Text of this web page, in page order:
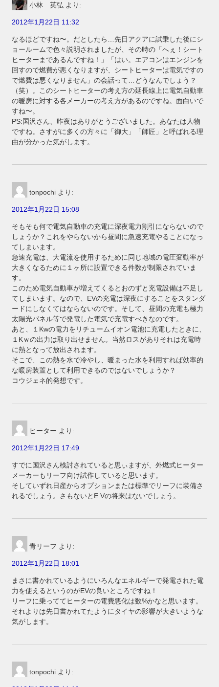
小林 英弘 より:
2012年1月22日 11:32
なるほどですね〜。だとしたら…先日アクアに試乗した後にシ
ョールームで色々説明されましたが、その時の「へぇ！シート
ヒーターまであるんですね！」「はい。エアコンはエンジンを
回すので燃費が悪くなりますが、シートヒーターは電気ですの
で燃費は悪くなりません」の会話って…どうなんでしょう？
（笑）。このシートヒーターの考え方の延長線上に電気自動車
の暖房に対する各メーカーの考え方があるのですね。面白いで
すね〜。
PS:国沢さん、昨夜はありがとうございました。あなたは人物
ですね。さすがに多くの方々に「御大」「師匠」と呼ばれる理
由が分かった気がします。
tonpochi より:
2012年1月22日 15:08
そもそも何で電気自動車の充電に深夜電力割引にならないので
しょうか？これをやらないから昼間に急速充電やることになっ
てしまいます。
急速充電は、大電流を使用するために同じ地域の電圧変動率が
大きくなるために１ヶ所に設置できる件数が制限されていま
す。
このため電気自動車が増えてくるとおのずと充電設備は不足し
てしまいます。なので、EVの充電は深夜にすることをスタンダ
ードにしなくてはならないのです。そして、昼間の充電も極力
太陽光パネル等で発電した電気で充電すべきなのです。
あと、１Kwの電力をリチュームイオン電池に充電したときに、
１Kｗの出力は取り出せません。当然ロスがありそれは充電時
に熱となって放出されます。
そこで、この熱を水で冷やし、暖まった水を利用すれば効率的
な暖房装置として利用できるのではないでしょうか？
コウジェネ的発想です。
ヒーター より:
2012年1月22日 17:49
すでに国沢さん検討されていると思ぃますが、外燃式ヒーター
メーカーもリーフ向け試作していると思います。
そしていずれ日産からオプションまたは標準でリーフに装備さ
れるでしょう。さもないとE Vの将来はないでしょう。
青リーフ より:
2012年1月22日 18:01
まさに書かれているようにいろんなエネルギーで発電された電
力を使えるというのがEVの良いところですね！
リーフに乗っててヒーターの電費悪化は数%かなと思います。
それよりは先日書かれてたようにタイヤの影響が大きいような
気がします。
tonpochi より: